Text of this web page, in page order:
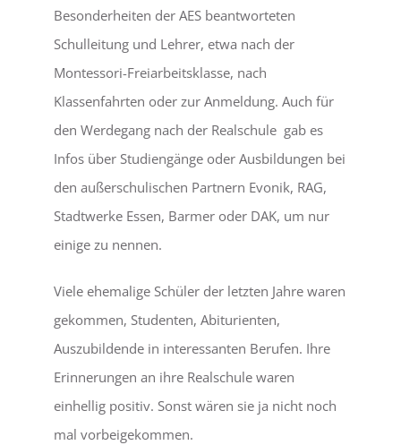
Besonderheiten der AES beantworteten
Schulleitung und Lehrer, etwa nach der
Montessori-Freiarbeitsklasse, nach
Klassenfahrten oder zur Anmeldung. Auch für
den Werdegang nach der Realschule gab es
Infos über Studiengänge oder Ausbildungen bei
den außerschulischen Partnern Evonik, RAG,
Stadtwerke Essen, Barmer oder DAK, um nur
einige zu nennen.
Viele ehemalige Schüler der letzten Jahre waren
gekommen, Studenten, Abiturienten,
Auszubildende in interessanten Berufen. Ihre
Erinnerungen an ihre Realschule waren
einhellig positiv. Sonst wären sie ja nicht noch
mal vorbeigekommen.